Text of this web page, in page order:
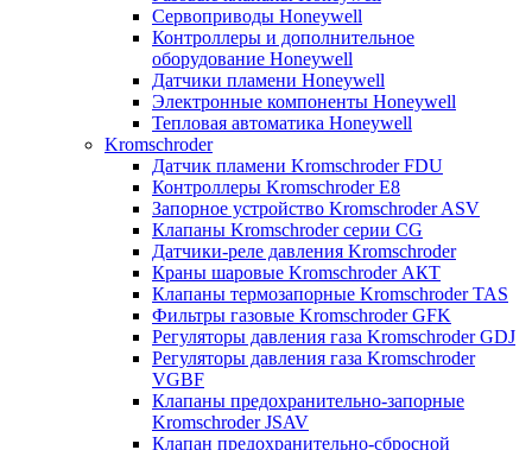
Сервоприводы Honeywell
Контроллеры и дополнительное
оборудование Honeywell
Датчики пламени Honeywell
Электронные компоненты Honeywell
Тепловая автоматика Honeywell
Kromschroder
Датчик пламени Kromschroder FDU
Контроллеры Kromschroder E8
Запорное устройство Kromschroder ASV
Клапаны Kromschroder серии CG
Датчики-реле давления Kromschroder
Краны шаровые Kromschroder АКТ
Клапаны термозапорные Kromschroder TAS
Фильтры газовые Kromschroder GFK
Регуляторы давления газа Kromschroder GDJ
Регуляторы давления газа Kromschroder
VGBF
Клапаны предохранительно-запорные
Kromschroder JSAV
Клапан предохранительно-сбросной